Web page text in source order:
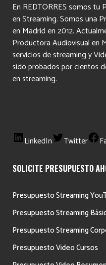
En REDTORRES somos
en Streaming. Somos una
en Madrid en 2012.
Productora Audiovisual en
servicios de streaming y
sido probados por cientos
en streaming.
LinkedIn Twitter
SOLICITE PRESUPUESTO
Presupuesto Streaming
Presupuesto Streaming
Presupuesto Streaming
Presupuesto Video Cursos